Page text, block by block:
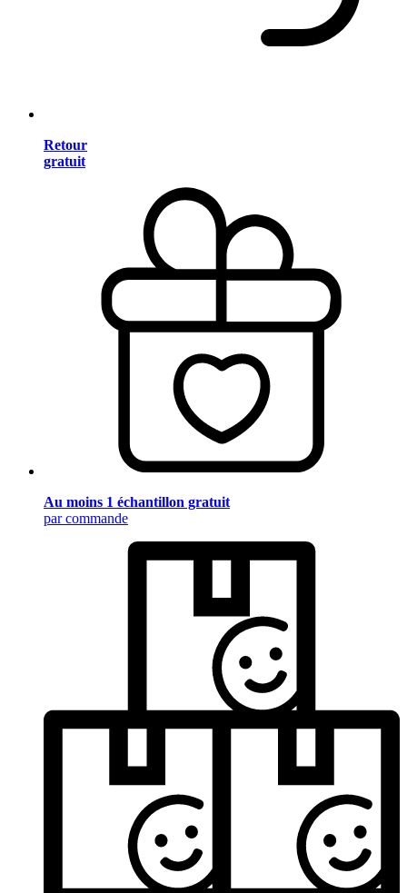
Retour
gratuit
Au moins 1 échantillon gratuit
par commande